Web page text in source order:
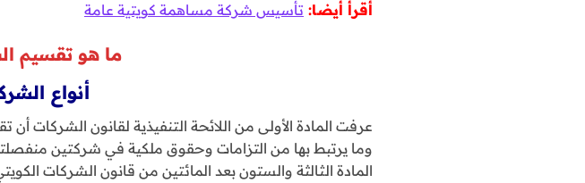
أقرأ أيضا: تأسيس شركة مساهمة كويتية عامة
ما هو تقسيم
أنواع
عرفت المادة الأولى من اللائحة التنفيذية لقانون
وما يرتبط بها من التزامات وحقوق ملكية في شركتين
المادة الثالثة والستون بعد المائتين من قانون الشركات